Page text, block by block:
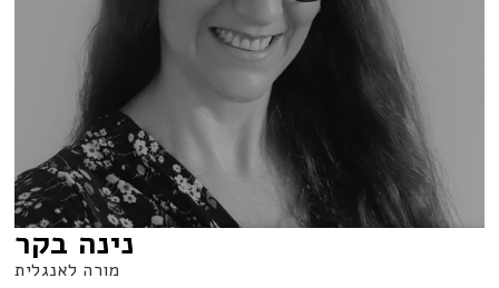
נינה בקר
מורה לאנגלית